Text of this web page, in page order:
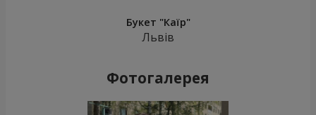
Букет "Каїр"
Львів
Фотогалерея